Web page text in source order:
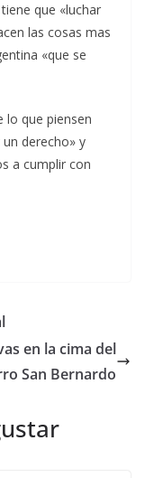
que «luchar
las cosas mas
«que se
lo que piensen
derecho» y
a cumplir con
en la cima del
San Bernardo